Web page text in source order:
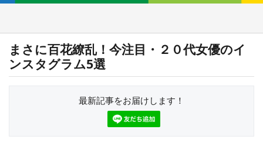
まさに百花繚乱！今注目・２０代女優のイ
ンスタグラム5選
最新記事をお届けします！